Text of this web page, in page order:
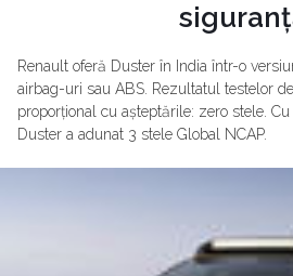
Renault oferă Duster în India într-o
airbag-uri sau ABS. Rezultatul testelor
proporțional cu așteptările: zero stele.
Duster a adunat 3 stele Global NCAP.